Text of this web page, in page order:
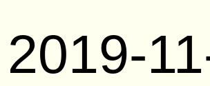
2019-